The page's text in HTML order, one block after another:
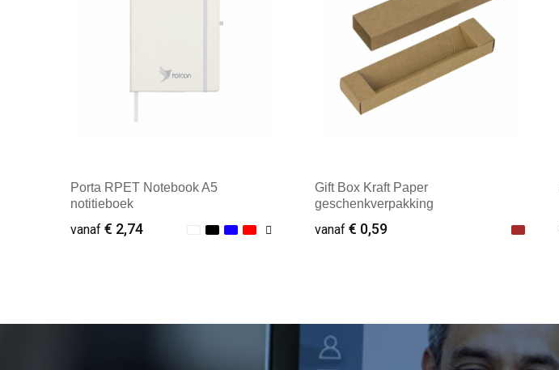
Porta RPET Notebook A5
notitieboek
vanaf € 2,74
Gift Box Kraft Paper
geschenkverpakking
vanaf€ 0,59